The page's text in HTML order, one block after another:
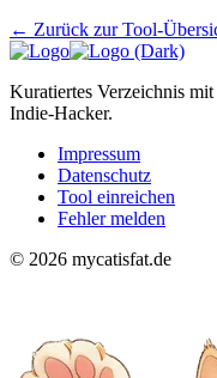
← Zurück zur Tool-
Kuratiertes Verzeichnis
Indie-Hacker.
Impressum
Datenschutz
Tool einreichen
Fehler melden
© 2026 mycatisfat.de